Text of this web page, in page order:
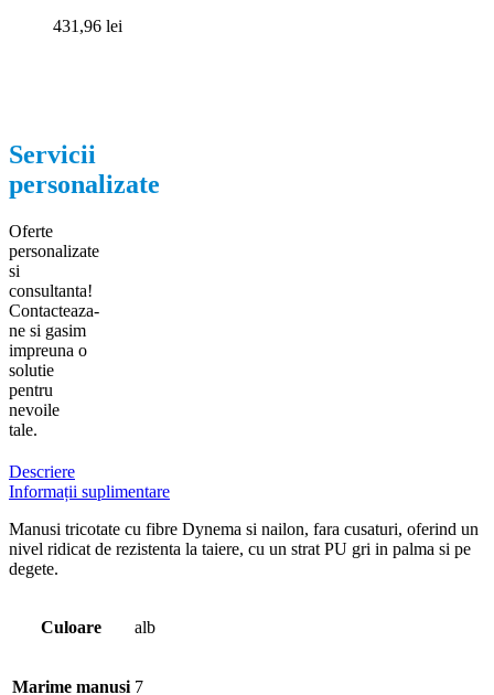
431,96 lei
Servicii
personalizate
Oferte
personalizate
si
consultanta!
Contacteaza-
ne si gasim
impreuna o
solutie
pentru
nevoile
tale.
Descriere
Informații suplimentare
Manusi tricotate cu fibre Dynema si nailon, fara cusaturi, oferind un
nivel ridicat de rezistenta la taiere, cu un strat PU gri in palma si pe
degete.
Culoare alb
Marime manusi 7